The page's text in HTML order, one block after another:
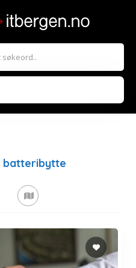
batteribytte